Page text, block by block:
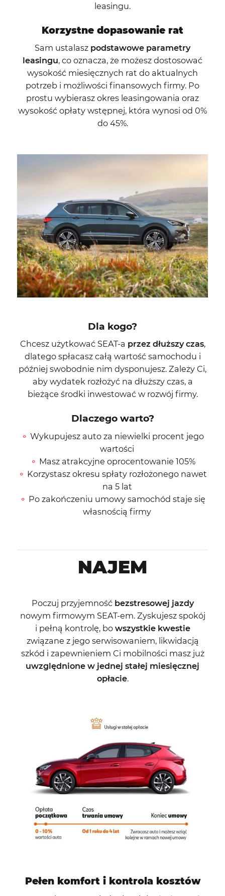
leasingu.
Korzystne dopasowanie rat
Sam ustalasz podstawowe parametry
leasingu, co oznacza, że możesz dostosować
wysokość miesięcznych rat do aktualnych
potrzeb i możliwości finansowych firmy. Po
prostu wybierasz okres leasingowania oraz
wysokość opłaty wstępnej, która wynosi od 0%
do 45%.
Dla kogo?
Chcesz użytkować SEAT-a przez dłuższy czas,
dlatego spłacasz całą wartość samochodu i
później swobodnie nim dysponujesz. Zależy Ci,
aby wydatek rozłożyć na dłuższy czas, a
bieżące środki inwestować w rozwój firmy.
Dlaczego warto?
Wykupujesz auto za niewielki procent jego
wartości
Masz atrakcyjne oprocentowanie 105%
Korzystasz okresu spłaty rozłożonego nawet
na 5 lat
Po zakończeniu umowy samochód staje się
własnością firmy
NAJEM
Poczuj przyjemność bezstresowej jazdy
nowym firmowym SEAT-em. Zyskujesz spokój
i pełną kontrolę, bo wszystkie kwestie
związane z jego serwisowaniem, likwidacją
szkód i zapewnieniem Ci mobilności masz już
uwzględnione w jednej stałej miesięcznej
opłacie.
Pełen komfort i kontrola kosztów